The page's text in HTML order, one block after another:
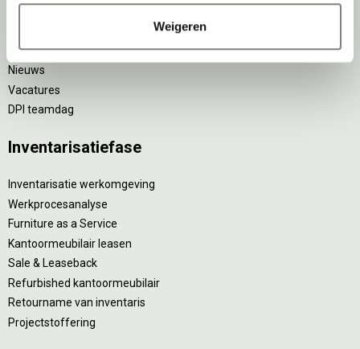
Weigeren
Onze experts
Nieuws
Vacatures
DPI teamdag
Inventarisatiefase
Inventarisatie werkomgeving
Werkprocesanalyse
Furniture as a Service
Kantoormeubilair leasen
Sale & Leaseback
Refurbished kantoormeubilair
Retourname van inventaris
Projectstoffering